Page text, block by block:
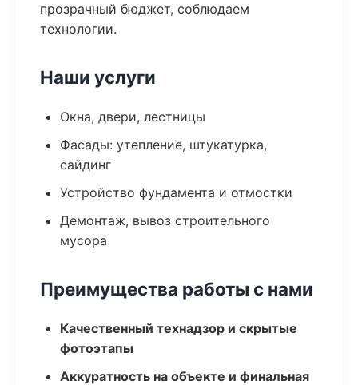
прозрачный бюджет, соблюдаем
технологии.
Наши услуги
Окна, двери, лестницы
Фасады: утепление, штукатурка,
сайдинг
Устройство фундамента и отмостки
Демонтаж, вывоз строительного
мусора
Преимущества работы с нами
Качественный технадзор и скрытые
фотоэтапы
Аккуратность на объекте и финальная